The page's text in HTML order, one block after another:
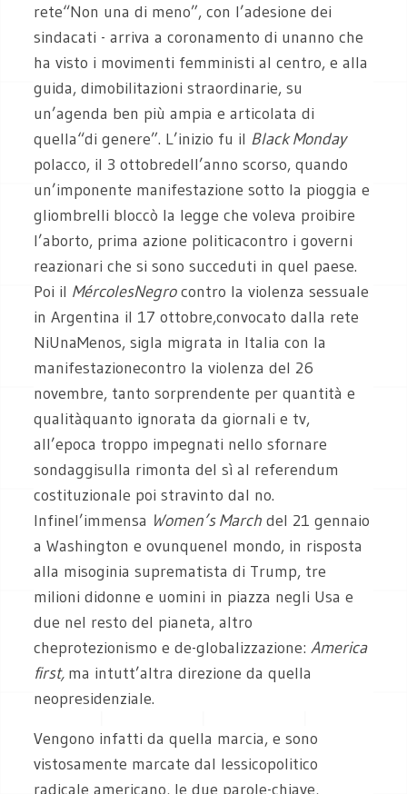
rete“Non una di meno”, con l’adesione dei
sindacati - arriva a coronamento di unanno che
ha visto i movimenti femministi al centro, e alla
guida, dimobilitazioni straordinarie, su
un’agenda ben più ampia e articolata di
quella“di genere”. L’inizio fu il Black Monday
polacco, il 3 ottobredell’anno scorso, quando
un’imponente manifestazione sotto la pioggia e
gliombrelli bloccò la legge che voleva proibire
l’aborto, prima azione politicacontro i governi
reazionari che si sono succeduti in quel paese.
Poi il MércolesNegrocontro la violenza sessuale
in Argentina il 17 ottobre,convocato dalla rete
NiUnaMenos, sigla migrata in Italia con la
manifestazionecontro la violenza del 26
novembre, tanto sorprendente per quantità e
qualitàquanto ignorata da giornali e tv,
all’epoca troppo impegnati nello sfornare
sondaggisulla rimonta del sì al referendum
costituzionale poi stravinto dal no.
Infinel’immensa Women’s March del 21 gennaio
a Washington e ovunquenel mondo, in risposta
alla misoginia suprematista di Trump, tre
milioni didonne e uomini in piazza negli Usa e
due nel resto del pianeta, altro
cheprotezionismo e de-globalizzazione:America
first, ma intutt’altra direzione da quella
neopresidenziale.
Vengono infatti da quella marcia, e sono
vistosamente marcate dal lessicopolitico
radicale americano, le due parole-chiave,